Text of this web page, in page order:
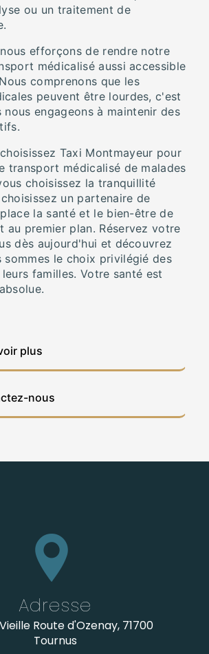
ou un traitement de
efforçons de rendre notre
médicalisé aussi accessible
comprenons que les
peuvent être lourdes, c'est
nous engageons à maintenir des
Taxi Montmayeur pour
transport médicalisé de malades
choisissez la tranquillité
un partenaire de
la santé et le bien-être de
au premier plan. Réservez votre
dès aujourd'hui et découvrez
sommes le choix privilégié des
familles. Votre santé est
plus
nous
Adresse
Route d'Ozenay, 71700
Tournus